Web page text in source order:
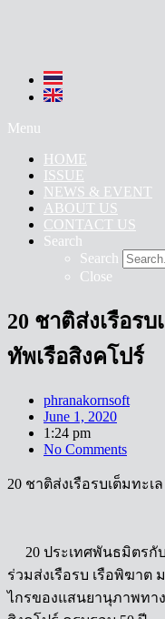
Menu
HOME
ISSUE
NEWS & EVENT
ABOUT US
CONTACT US
Search
Search
Close
20 ชาติส่งเรือร
ทัพเรือสิงคโปร์
phranakornsoft
June 1, 2020
1:24 pm
No Comments
20 ชาติส่งเรือรบเต็มทะ
20 ประเทศพันธมิตรกั
ร่วมส่งเรือรบ เรือพิฆาต
ไกรของแสนยานุภาพทา